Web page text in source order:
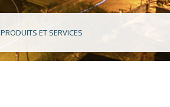
PRODUITS ET SERVICES